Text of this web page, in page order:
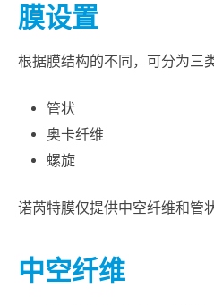
膜设置
根据膜结构的不同，可分为三
管状
奥卡纤维
螺旋
诺芮特膜仅提供中空纤维和管
中空纤维